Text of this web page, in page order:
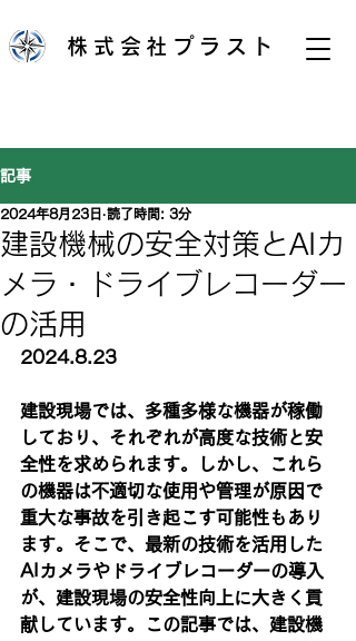
株式会社プラスト
記事
建設機械の安全対策とAIカ
メラ・ドライブレコーダー
の活用
2024年8月23日 読了時間: 3分
2024.8.23
建設現場では、多種多様な機器が稼働
しており、それぞれが高度な技術と安
全性を求められます。しかし、これら
の機器は不適切な使用や管理が原因で
重大な事故を引き起こす可能性もあり
ます。そこで、最新の技術を活用した
AIカメラやドライブレコーダーの導入
が、建設現場の安全性向上に大きく貢
献しています。この記事では、建設機